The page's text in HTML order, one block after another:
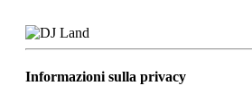
Informazioni sulla privacy